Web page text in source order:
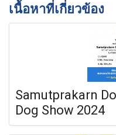
เนื้อหาที่เกี่ยวข้อง
Samutprakarn
Dog Show 2024